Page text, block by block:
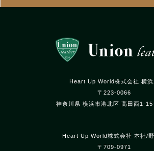
Heart Up World株式会社 横浜
〒223-0066
神奈川県 横浜市港北区 高田西1-
Heart Up World株式会社 本社/
〒709-0971